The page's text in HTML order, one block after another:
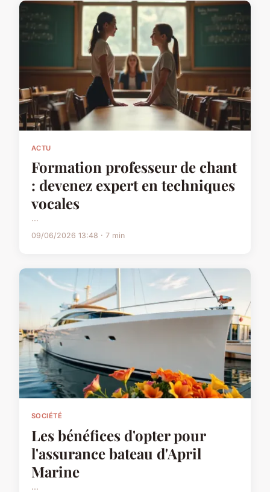
ACTU
Formation professeur de chant
: devenez expert en techniques
vocales
...
09/06/2026 13:48 · 7 min
SOCIÉTÉ
Les bénéfices d'opter pour
l'assurance bateau d'April
Marine
...